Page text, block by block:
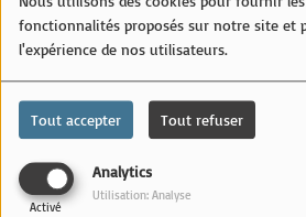
fonctionnalités proposés sur notre site et
l'expérience de nos utilisateurs.
Tout accepter Tout refuser
Analytics
Activé
Utilisation: Analyse